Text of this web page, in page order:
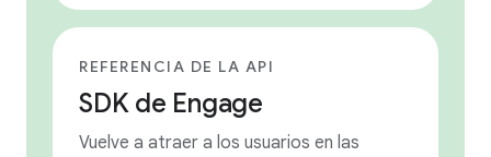
REFERENCIA DE LA API
SDK de Engage
Vuelve a atraer a los usuarios en las